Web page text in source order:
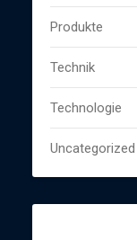
Produkte
Technik
Technologie
Uncategorized